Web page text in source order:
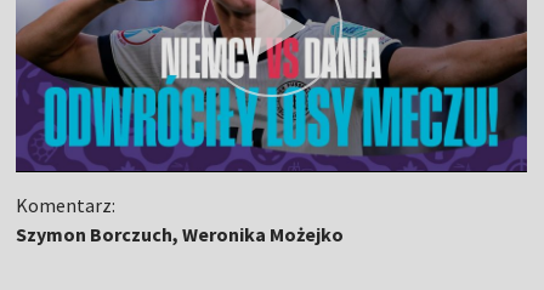
Komentarz:
Szymon Borczuch, Weronika Możejko